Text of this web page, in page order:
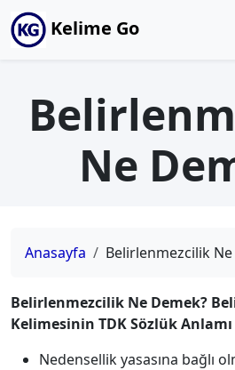
Kelime Go
Ne
Anasayfa Belirlenmezcilik
Belirlenmezcilik Ne Demek?
Kelimesinin TDK Sözlük
Nedensellik yasasına bağlı